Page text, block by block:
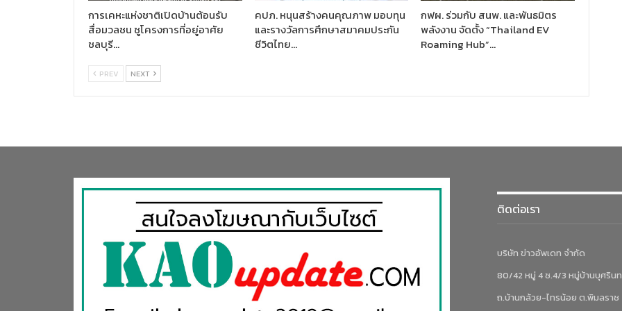
การเคหะแห่งชาติเปิดบ้านต้อนรับ
สื่อมวลชน ชูโครงการที่อยู่อาศัย
ชลบุรี…
คปภ. หนุนสร้างคนคุณภาพ มอบทุน
และรางวัลการศึกษาสมาคมประกัน
ชีวิตไทย…
กฟผ. ร่วมกับ สนพ. และพันธมิตร
พลังงาน จัดตั้ง “Thailand EV
Roaming Hub”…
PREV NEXT
ติดต่อเรา
บริษัท ข่าวอัพเดท จำกัด
80/42 หมู่ 4 ซ.4/3 หมู่บ้านบุศริน
ถ.บ้านกล้วย-ไทรน้อย ต.พิมลราช